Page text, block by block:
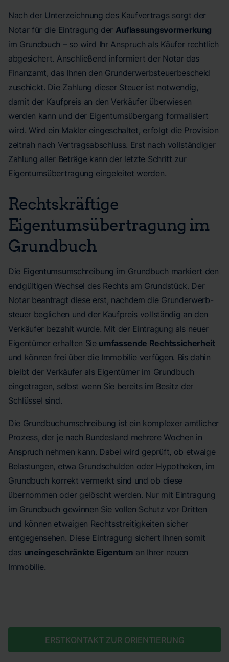
Nach der Unterzeichnung des Kaufvertrags sorgt der
Notar für die Eintragung der Auflassungsvormerkung
im Grundbuch – so wird Ihr Anspruch als Käufer rechtlich
abgesichert. Anschließend informiert der Notar das
Finanzamt, das Ihnen den Grund­erwerb­steuerbescheid
zuschickt. Die Zahlung dieser Steuer ist notwendig,
damit der Kaufpreis an den Verkäufer überwiesen
werden kann und der Eigentumsübergang formalisiert
wird. Wird ein Makler eingeschaltet, erfolgt die Provision
zeitnah nach Vertragsabschluss. Erst nach vollständiger
Zahlung aller Beträge kann der letzte Schritt zur
Eigentumsübertragung eingeleitet werden.
Rechtskräftige
Eigentumsübertragung im
Grundbuch
Die Eigentumsumschreibung im Grundbuch markiert den
endgültigen Wechsel des Rechts am Grundstück. Der
Notar beantragt diese erst, nachdem die Grund­erwerb­
steuer beglichen und der Kaufpreis vollständig an den
Verkäufer bezahlt wurde. Mit der Eintragung als neuer
Eigentümer erhalten Sie umfassende Rechtssicherheit
und können frei über die Immobilie verfügen. Bis dahin
bleibt der Verkäufer als Eigentümer im Grundbuch
eingetragen, selbst wenn Sie bereits im Besitz der
Schlüssel sind.
Die Grundbuchumschreibung ist ein komplexer amtlicher
Prozess, der je nach Bundesland mehrere Wochen in
Anspruch nehmen kann. Dabei wird geprüft, ob etwaige
Belastungen, etwa Grundschulden oder Hypotheken, im
Grundbuch korrekt vermerkt sind und ob diese
übernommen oder gelöscht werden. Nur mit Eintragung
im Grundbuch gewinnen Sie vollen Schutz vor Dritten
und können etwaigen Rechtsstreitigkeiten sicher
entgegensehen. Diese Eintragung sichert Ihnen somit
das uneingeschränkte Eigentum an Ihrer neuen
Immobilie.
ERSTKONTAKT ZUR ORIENTIERUNG